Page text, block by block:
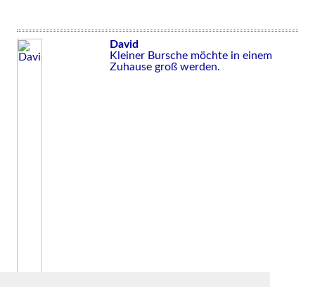
David
Kleiner Bursche möchte in einem
Zuhause groß werden.